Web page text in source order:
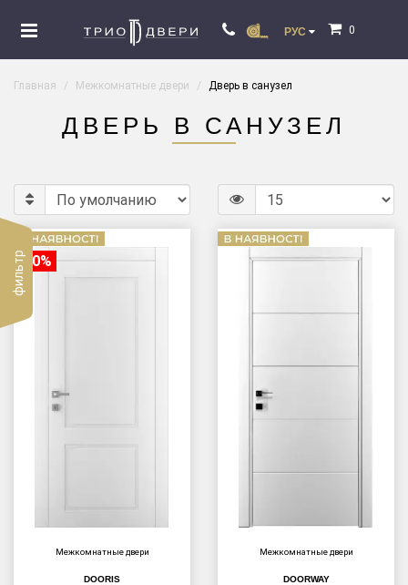
РУС 0
Главная Межкомнатные двери Дверь в санузел
ДВЕРЬ В САНУЗЕЛ
-20%
Межкомнатные двери
DOORIS
Межкомнатные двери
DOORWAY
фильтр